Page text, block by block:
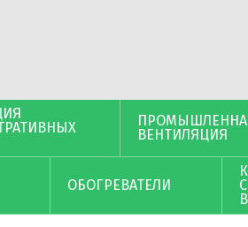
ВЕНТИЛЯЦИЯ
ОБОГРЕВАТЕЛИ